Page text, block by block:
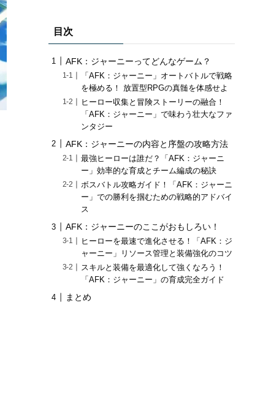
目次
AFK：ジャーニーってどんなゲーム？
「AFK：ジャーニー」オートバトルで戦略
を極める！ 放置型RPGの真髄を体感せよ
ヒーロー収集と冒険ストーリーの融合！
「AFK：ジャーニー」で味わう壮大なファ
ンタジー
AFK：ジャーニーの内容と序盤の攻略方法
最強ヒーローは誰だ？「AFK：ジャーニ
ー」効率的な育成とチーム編成の秘訣
ボスバトル攻略ガイド！「AFK：ジャーニ
ー」での勝利を掴むための戦略的アドバイ
ス
AFK：ジャーニーのここがおもしろい！
ヒーローを最速で進化させる！「AFK：ジ
ャーニー」リソース管理と装備強化のコツ
スキルと装備を最適化して強くなろう！
「AFK：ジャーニー」の育成完全ガイド
まとめ